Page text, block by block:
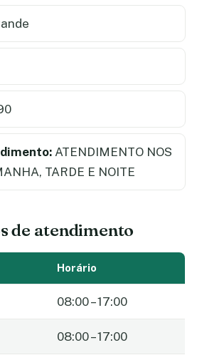
ATENDIMENTO NOS
TARDE E NOITE
de atendimento
Horário
08:00 – 17:00
08:00 – 17:00